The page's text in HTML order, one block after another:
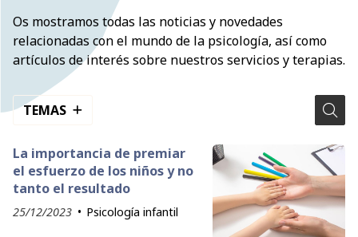
Os mostramos todas las noticias y novedades
relacionadas con el mundo de la psicología, así como
artículos de interés sobre nuestros servicios y terapias.
TEMAS
La importancia de premiar
el esfuerzo de los niños y no
tanto el resultado
25/12/2023 Psicología infantil